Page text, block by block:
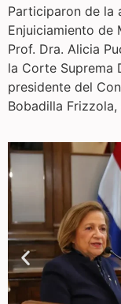
Participaron de la
Enjuiciamiento de
Prof. Dra. Alicia
la Corte Suprema
presidente del
Bobadilla